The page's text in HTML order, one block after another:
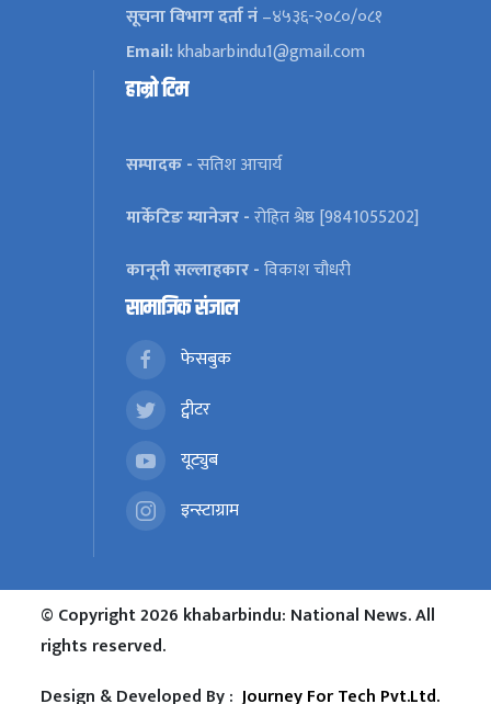
सूचना विभाग दर्ता नं–४५३६-२०८०/०८१
Email:khabarbindu1@gmail.com
हाम्रो टिम
सम्पादक -सतिश आचार्य
मार्केटिङ म्यानेजर -रोहित श्रेष्ठ [9841055202]
कानूनी सल्लाहकार -विकाश चौधरी
सामाजिक संजाल
फेसबुक
ट्वीटर
यूट्युब
इन्स्टाग्राम
© Copyright 2026 khabarbindu: National News. All
rights reserved.
Design & Developed By :Journey For Tech Pvt.Ltd.